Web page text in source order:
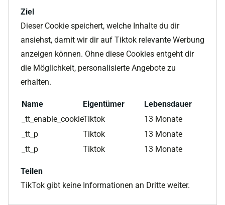
Ziel
Dieser Cookie speichert, welche Inhalte du dir
ansiehst, damit wir dir auf Tiktok relevante Werbung
anzeigen können. Ohne diese Cookies entgeht dir
die Möglichkeit, personalisierte Angebote zu
erhalten.
Name Eigentümer
Lebensdauer
_tt_enable_cookieTiktok
13 Monate
_tt_p
Tiktok
13 Monate
_tt_p
Tiktok 13 Monate
Teilen
TikTok gibt keine Informationen an Dritte weiter.